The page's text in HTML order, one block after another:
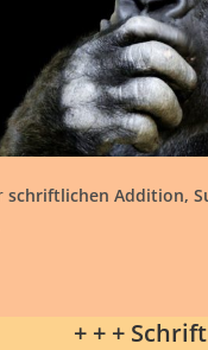
schriftlichen Addition,
+ + +